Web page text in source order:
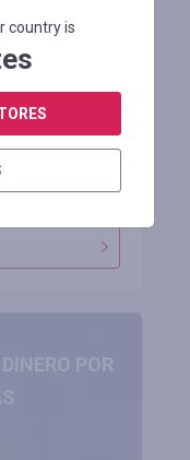
en la
X7 de 48
PROMOCIONAL
POR
country is